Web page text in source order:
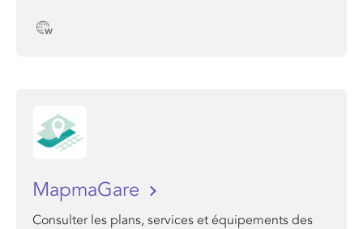
MapmaGare
Consulter les plans, services et équipements des